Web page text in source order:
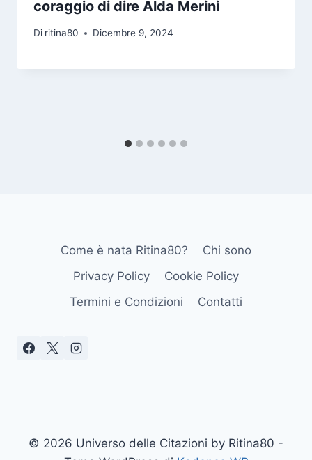
coraggio di dire Alda Merini
Di ritina80 Dicembre 9, 2024
Come è nata Ritina80?
Chi sono
Privacy Policy
Cookie Policy
Termini e Condizioni
Contatti
© 2026 Universo delle Citazioni by Ritina80 -